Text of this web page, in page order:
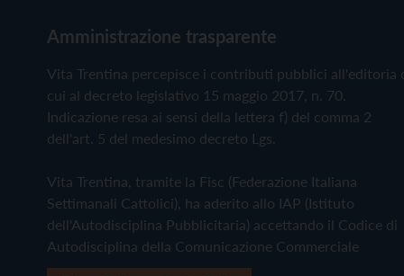
Amministrazione trasparente
Vita Trentina percepisce i contributi pubblici all'editoria
cui al decreto legislativo 15 maggio 2017, n. 70.
Indicazione resa ai sensi della lettera f) del comma 2
dell'art. 5 del medesimo decreto Lgs.
Vita Trentina, tramite la Fisc (Federazione Italiana
Settimanali Cattolici), ha aderito allo IAP (Istituto
dell'Autodisciplina Pubblicitaria) accettando il Codice di
Autodisciplina della Comunicazione Commerciale